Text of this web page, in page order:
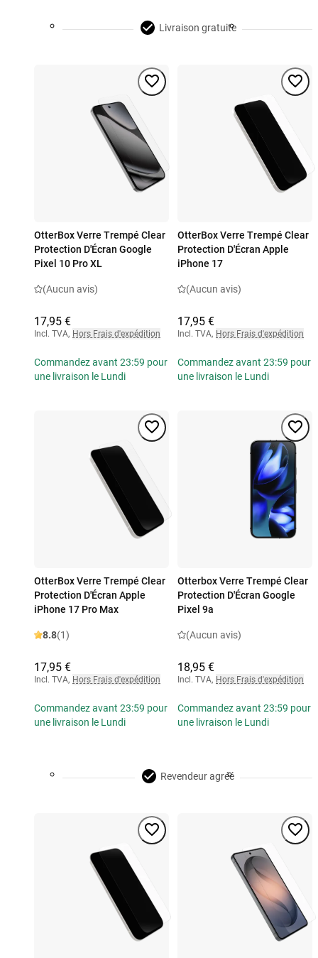
Livraison gratuite
OtterBox Verre Trempé Clear
Protection D'Écran Google
Pixel 10 Pro XL
(Aucun avis)
17,95 €
Incl. TVA, Hors Frais d'expédition
Commandez avant 23:59 pour
une livraison le Lundi
OtterBox Verre Trempé Clear
Protection D'Écran Apple
iPhone 17
(Aucun avis)
17,95 €
Incl. TVA, Hors Frais d'expédition
Commandez avant 23:59 pour
une livraison le Lundi
OtterBox Verre Trempé Clear
Protection D'Écran Apple
iPhone 17 Pro Max
8.8(1)
17,95 €
Incl. TVA, Hors Frais d'expédition
Commandez avant 23:59 pour
une livraison le Lundi
Otterbox Verre Trempé Clear
Protection D'Écran Google
Pixel 9a
(Aucun avis)
18,95 €
Incl. TVA, Hors Frais d'expédition
Commandez avant 23:59 pour
une livraison le Lundi
Revendeur agréé